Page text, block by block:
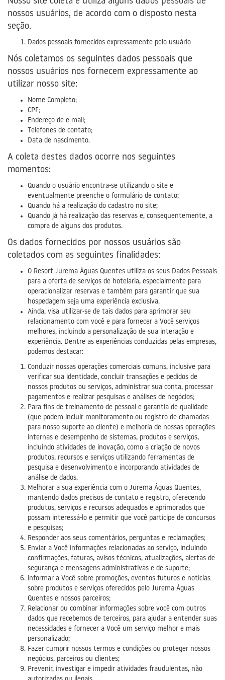
nossos usuários, de acordo com o disposto nesta
seção.
Dados pessoais fornecidos expressamente pelo usuário
Nós coletamos os seguintes dados pessoais que
nossos usuários nos fornecem expressamente ao
utilizar nosso site:
Nome Completo;
CPF;
Endereço de e-mail;
Telefones de contato;
Data de nascimento.
A coleta destes dados ocorre nos seguintes
momentos:
Quando o usuário encontra-se utilizando o site e
eventualmente preenche o formulário de contato;
Quando há a realização do cadastro no site;
Quando já há realização das reservas e, consequentemente, a
compra de alguns dos produtos.
Os dados fornecidos por nossos usuários são
coletados com as seguintes finalidades:
O Resort Jurema Águas Quentes utiliza os seus Dados Pessoais
para a oferta de serviços de hotelaria, especialmente para
operacionalizar reservas e também para garantir que sua
hospedagem seja uma experiência exclusiva.
Ainda, visa utilizar-se de tais dados para aprimorar seu
relacionamento com você e para fornecer a Você serviços
melhores, incluindo a personalização de sua interação e
experiência. Dentre as experiências conduzidas pelas empresas,
podemos destacar:
Conduzir nossas operações comerciais comuns, inclusive para
verificar sua identidade, concluir transações e pedidos de
nossos produtos ou serviços, administrar sua conta, processar
pagamentos e realizar pesquisas e análises de negócios;
Para fins de treinamento de pessoal e garantia de qualidade
(que podem incluir monitoramento ou registro de chamadas
para nosso suporte ao cliente) e melhoria de nossas operações
internas e desempenho de sistemas, produtos e serviços,
incluindo atividades de inovação, como a criação de novos
produtos, recursos e serviços utilizando ferramentas de
pesquisa e desenvolvimento e incorporando atividades de
análise de dados.
Melhorar a sua experiência com o Jurema Águas Quentes,
mantendo dados precisos de contato e registro, oferecendo
produtos, serviços e recursos adequados e aprimorados que
possam interessá-lo e permitir que você participe de concursos
e pesquisas;
Responder aos seus comentários, perguntas e reclamações;
Enviar a Você informações relacionadas ao serviço, incluindo
confirmações, faturas, avisos técnicos, atualizações, alertas de
segurança e mensagens administrativas e de suporte;
informar a Você sobre promoções, eventos futuros e notícias
sobre produtos e serviços oferecidos pelo Jurema Águas
Quentes e nossos parceiros;
Relacionar ou combinar informações sobre você com outros
dados que recebemos de terceiros, para ajudar a entender suas
necessidades e fornecer a Você um serviço melhor e mais
personalizado;
Fazer cumprir nossos termos e condições ou proteger nossos
negócios, parceiros ou clientes;
Prevenir, investigar e impedir atividades fraudulentas, não